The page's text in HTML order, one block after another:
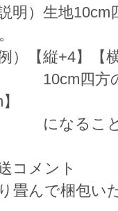
明）生地10cm
）【縦+4】【
四方の生地
ることを表
コメント
畳んで梱包い